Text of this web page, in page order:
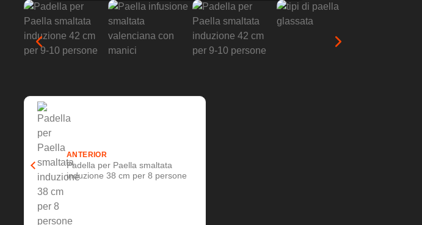
ANTERIOR
Padella per Paella smaltata
induzione 38 cm per 8 persone